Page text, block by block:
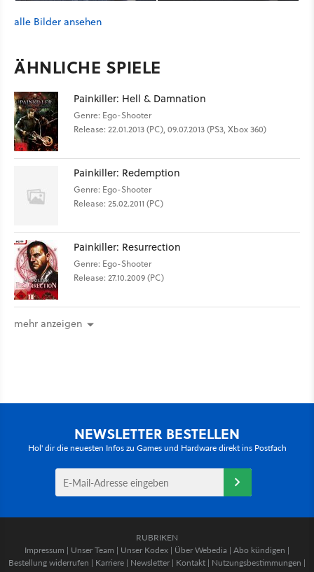
alle Bilder ansehen
ÄHNLICHE SPIELE
Painkiller: Hell & Damnation
Genre: Ego-Shooter
Release: 22.01.2013 (PC), 09.07.2013 (PS3, Xbox 360)
Painkiller: Redemption
Genre: Ego-Shooter
Release: 25.02.2011 (PC)
Painkiller: Resurrection
Genre: Ego-Shooter
Release: 27.10.2009 (PC)
mehr anzeigen
NEWSLETTER BESTELLEN
Hol' dir die neuesten Infos zu Games und Hardware direkt ins Postfach
RUBRIKEN
Impressum | Unser Team | Unser Kodex | Über Webedia | Abo kündigen |
Bestellung widerrufen | Karriere | Newsletter | Kontakt | Nutzungsbestimmungen |